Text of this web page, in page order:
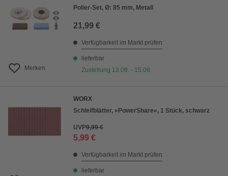
Merken
Polier-Set, Ø: 85 mm, Metall
21,99 €
Verfügbarkeit im Markt prüfen
lieferbar
Zustellung 13.08. - 15.08.
WORX
Schleifblätter, »PowerShare«, 1 Stück, schwarz
UVP9,99 €
5,99 €
Verfügbarkeit im Markt prüfen
lieferbar